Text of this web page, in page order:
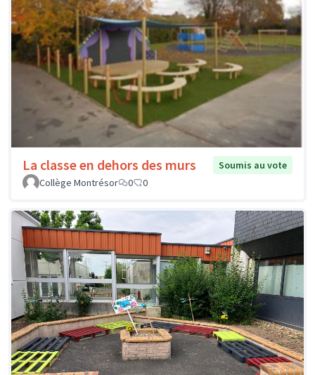
La classe en dehors des murs
Soumis au vote
Collège Montrésor
0 0